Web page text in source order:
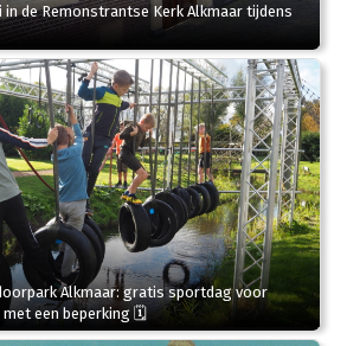
de Remonstrantse Kerk Alkmaar tijdens
Alkmaar: gratis sportdag voor
met een beperking 🗓